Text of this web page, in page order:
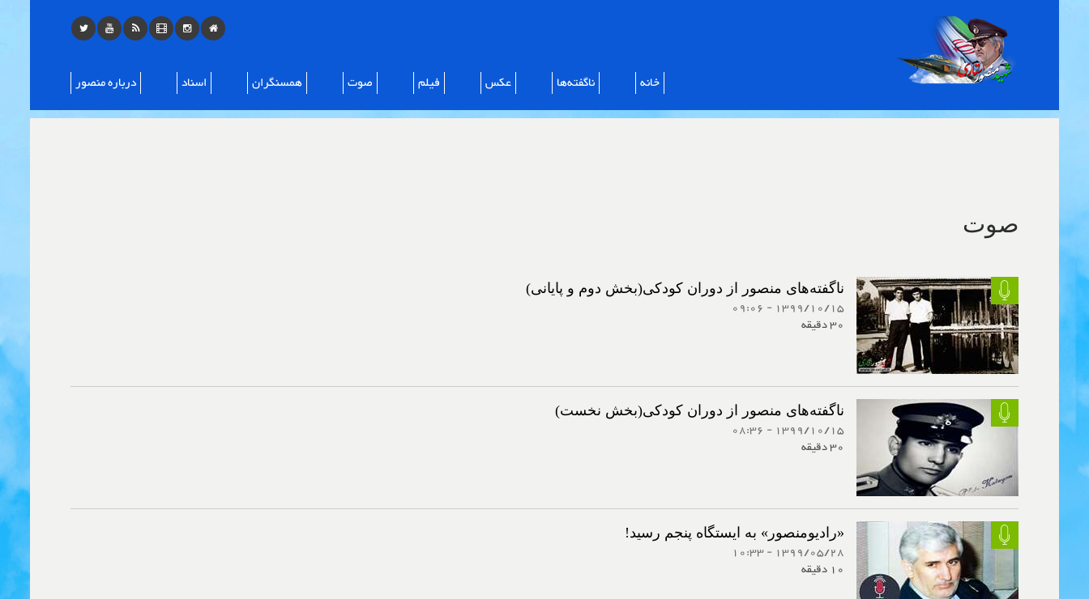
navigation
خانه ناگفته‌ها عکس فیلم صوت همسنگران اسناد درباره منصور
صوت
ناگفته‌های منصور از دوران کودکی(بخش دوم و پایانی)
1399/10/15 - 09:06
30 دقیقه
ناگفته‌های منصور از دوران کودکی(بخش نخست)
1399/10/15 - 08:36
30 دقیقه
«رادیومنصور» به ایستگاه پنجم رسید!
1399/05/28 - 10:33
10 دقیقه